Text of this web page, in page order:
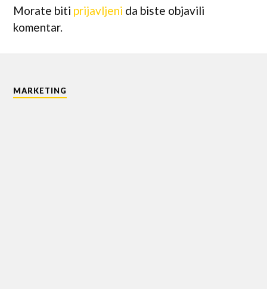
Morate biti prijavljeni da biste objavili
komentar.
MARKETING